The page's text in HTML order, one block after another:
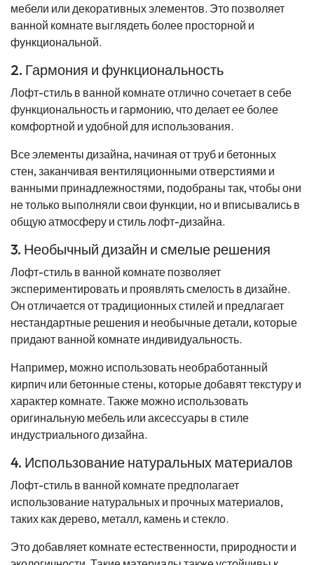
мебели или декоративных элементов. Это позволяет
ванной комнате выглядеть более просторной и
функциональной.
2. Гармония и функциональность
Лофт-стиль в ванной комнате отлично сочетает в себе
функциональность и гармонию, что делает ее более
комфортной и удобной для использования.
Все элементы дизайна, начиная от труб и бетонных
стен, заканчивая вентиляционными отверстиями и
ванными принадлежностями, подобраны так, чтобы они
не только выполняли свои функции, но и вписывались в
общую атмосферу и стиль лофт-дизайна.
3. Необычный дизайн и смелые решения
Лофт-стиль в ванной комнате позволяет
экспериментировать и проявлять смелость в дизайне.
Он отличается от традиционных стилей и предлагает
нестандартные решения и необычные детали, которые
придают ванной комнате индивидуальность.
Например, можно использовать необработанный
кирпич или бетонные стены, которые добавят текстуру и
характер комнате. Также можно использовать
оригинальную мебель или аксессуары в стиле
индустриального дизайна.
4. Использование натуральных материалов
Лофт-стиль в ванной комнате предполагает
использование натуральных и прочных материалов,
таких как дерево, металл, камень и стекло.
Это добавляет комнате естественности, природности и